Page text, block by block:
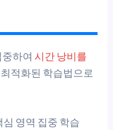
중하여시간 낭비를
적화된 학습법으로
영역 집중 학습